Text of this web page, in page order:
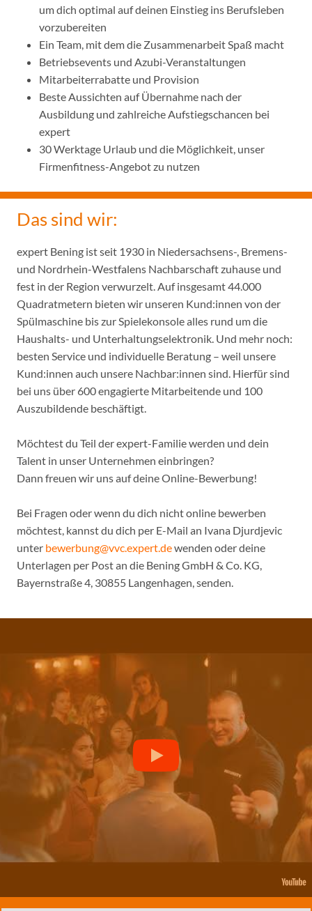
um dich optimal auf deinen Einstieg ins Berufsleben
vorzubereiten
Ein Team, mit dem die Zusammenarbeit Spaß macht
Betriebsevents und Azubi-Veranstaltungen
Mitarbeiterrabatte und Provision
Beste Aussichten auf Übernahme nach der
Ausbildung und zahlreiche Aufstiegschancen bei
expert
30 Werktage Urlaub und die Möglichkeit, unser
Firmenfitness-Angebot zu nutzen
Das sind wir:
expert Bening ist seit 1930 in Niedersachsens-, Bremens-
und Nordrhein-Westfalens Nachbarschaft zuhause und
fest in der Region verwurzelt. Auf insgesamt 44.000
Quadratmetern bieten wir unseren Kund:innen von der
Spülmaschine bis zur Spielekonsole alles rund um die
Haushalts- und Unterhaltungselektronik. Und mehr noch:
besten Service und individuelle Beratung – weil unsere
Kund:innen auch unsere Nachbar:innen sind. Hierfür sind
bei uns über 600 engagierte Mitarbeitende und 100
Auszubildende beschäftigt.
Möchtest du Teil der expert-Familie werden und dein
Talent in unser Unternehmen einbringen?
Dann freuen wir uns auf deine Online-Bewerbung!
Bei Fragen oder wenn du dich nicht online bewerben
möchtest, kannst du dich per E-Mail an Ivana Djurdjevic
unter bewerbung@vvc.expert.dewenden oder deine
Unterlagen per Post an die Bening GmbH & Co. KG,
Bayernstraße 4, 30855 Langenhagen, senden.